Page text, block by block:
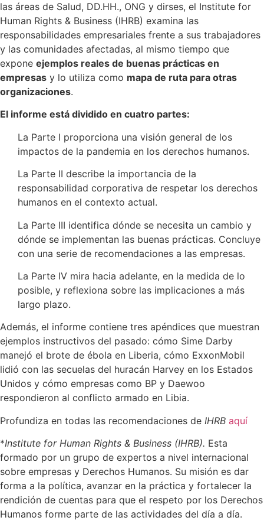
las áreas de Salud, DD.HH., ONG y dirses, el Institute for
Human Rights & Business (IHRB) examina las
responsabilidades empresariales frente a sus trabajadores
y las comunidades afectadas, al mismo tiempo que
expone ejemplos reales de buenas prácticas en
empresas y lo utiliza como mapa de ruta para otras
organizaciones.
El informe está dividido en cuatro partes:
La Parte I proporciona una visión general de los
impactos de la pandemia en los derechos humanos.
La Parte II describe la importancia de la
responsabilidad corporativa de respetar los derechos
humanos en el contexto actual.
La Parte III identifica dónde se necesita un cambio y
dónde se implementan las buenas prácticas. Concluye
con una serie de recomendaciones a las empresas.
La Parte IV mira hacia adelante, en la medida de lo
posible, y reflexiona sobre las implicaciones a más
largo plazo.
Además, el informe contiene tres apéndices que muestran
ejemplos instructivos del pasado: cómo Sime Darby
manejó el brote de ébola en Liberia, cómo ExxonMobil
lidió con las secuelas del huracán Harvey en los Estados
Unidos y cómo empresas como BP y Daewoo
respondieron al conflicto armado en Libia.
Profundiza en todas las recomendaciones de IHRB aquí
*Institute for Human Rights & Business (IHRB). Esta
formado por un grupo de expertos a nivel internacional
sobre empresas y Derechos Humanos. Su misión es dar
forma a la política, avanzar en la práctica y fortalecer la
rendición de cuentas para que el respeto por los Derechos
Humanos forme parte de las actividades del día a día.